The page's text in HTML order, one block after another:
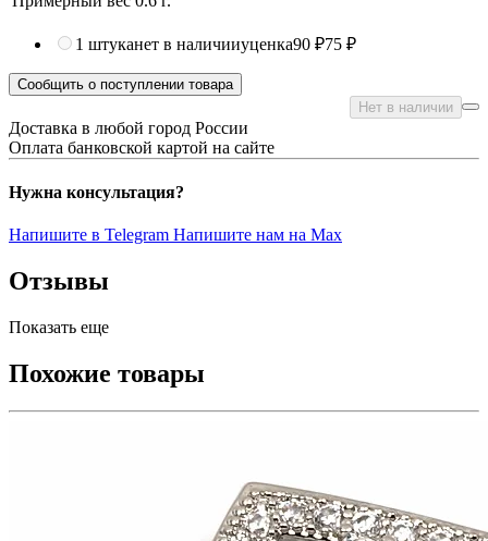
1 штуканет в наличииуценка90 ₽75 ₽
Сообщить о поступлении товара
Нет в наличии
Доставка в любой город России
Оплата банковской картой на сайте
Нужна консультация?
Напишите в Telegram Напишите нам на Max
Отзывы
Показать еще
Похожие товары